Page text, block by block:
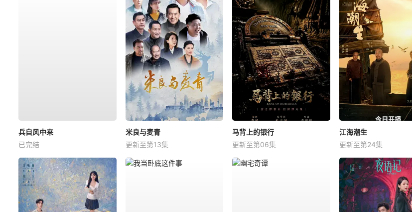
兵自风中来
已完结
米良与麦青
更新至第13集
马背上的银行
更新至第06集
江海潮生
更新至第24集